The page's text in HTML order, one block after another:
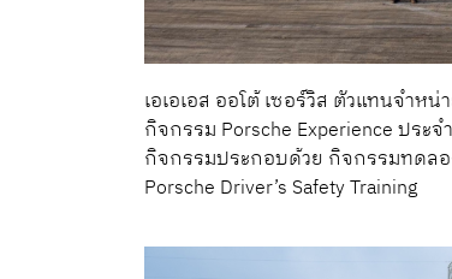
เอเอเอส ออโต้ เซอร์วิส ตัวแทนจำห
กิจกรรม Porsche Experience ปร
กิจกรรมประกอบด้วย กิจกรรมทดล
Porsche Driver’s Safety Training